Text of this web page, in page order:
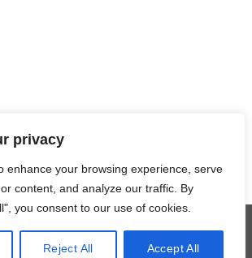
privacy
enhance your browsing experience, serve
content, and analyze our traffic. By
you consent to our use of cookies.
Reject All Accept All
Visa MasterCardCredit
Klarna